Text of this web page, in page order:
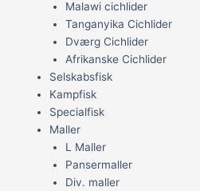
Malawi cichlider
Tanganyika Cichlider
Dværg Cichlider
Afrikanske Cichlider
Selskabsfisk
Kampfisk
Specialfisk
Maller
L Maller
Pansermaller
Div. maller